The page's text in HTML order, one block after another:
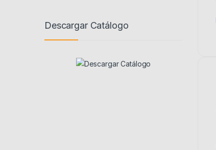
Descargar Catálogo